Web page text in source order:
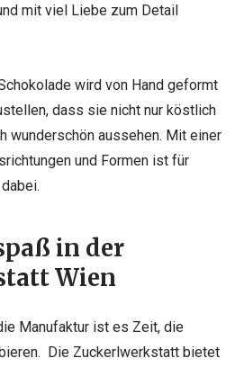
mit viel Liebe zum Detail
wird von Hand geformt
dass sie nicht nur köstlich
wunderschön aussehen. Mit einer
und Formen ist für
in der
Wien
Manufaktur ist es Zeit, die
Die Zuckerlwerkstatt bietet